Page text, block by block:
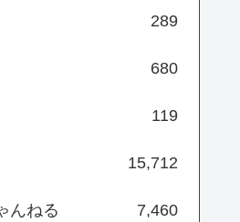
289
680
119
15,712
んねる 7,460